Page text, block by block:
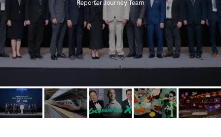
Reporter Journey Team